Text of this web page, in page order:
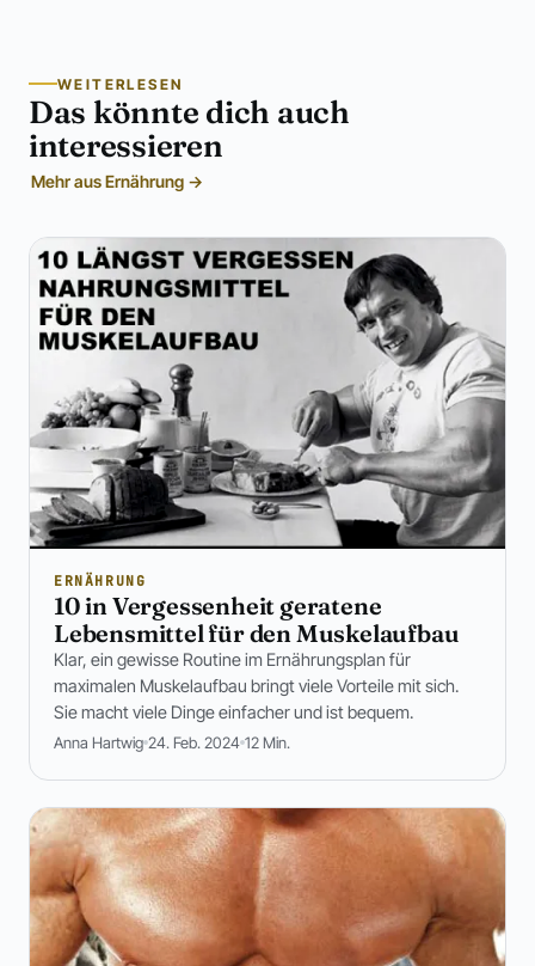
WEITERLESEN
Das könnte dich auch
interessieren
Mehr aus Ernährung →
ERNÄHRUNG
10 in Vergessenheit geratene
Lebensmittel für den Muskelaufbau
Klar, ein gewisse Routine im Ernährungsplan für
maximalen Muskelaufbau bringt viele Vorteile mit sich.
Sie macht viele Dinge einfacher und ist bequem.
Anna Hartwig 24. Feb. 2024 12 Min.